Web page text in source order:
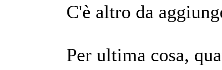
C'è altro da
Per ultima cosa,